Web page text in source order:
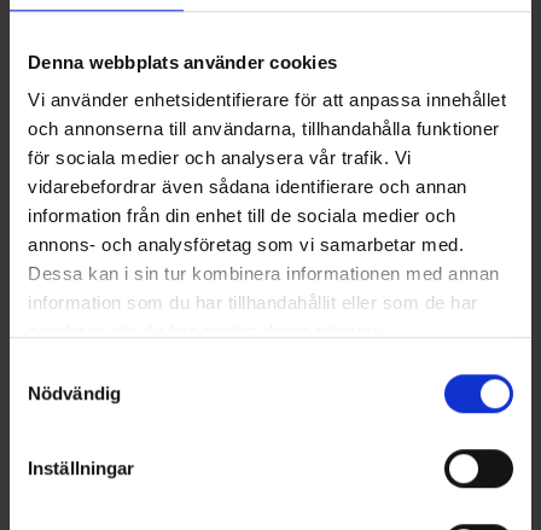
Denna webbplats använder cookies
Vi använder enhetsidentifierare för att anpassa innehållet
och annonserna till användarna, tillhandahålla funktioner
för sociala medier och analysera vår trafik. Vi
vidarebefordrar även sådana identifierare och annan
information från din enhet till de sociala medier och
annons- och analysföretag som vi samarbetar med.
Dessa kan i sin tur kombinera informationen med annan
information som du har tillhandahållit eller som de har
Nödvändig
Inställningar
Multiscarf
Från25 kr
T-shirt Bambu Herr
Från100 kr
Liknande produkter
High Mountain
2865 Betyg: